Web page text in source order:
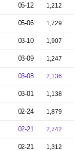
05-12 1,212
05-06 1,729
03-10 1,907
03-09 1,247
03-08 2,136
03-01 1,138
02-24 1,879
02-21 2,742
02-21 1,312